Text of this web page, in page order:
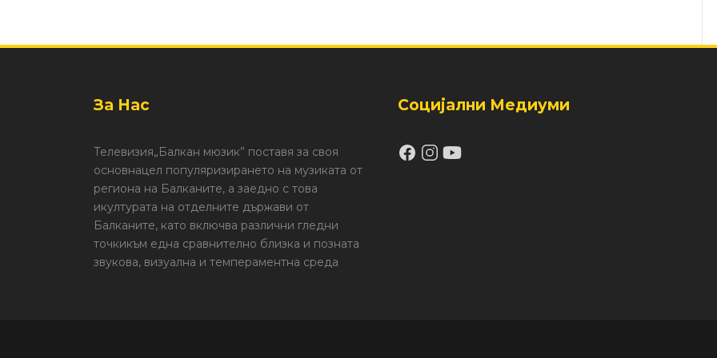
За Нас
Телевизия„Балкан мюзик” поставя за своя
основнацел популяризирането на музиката от
региона на Балканите, а заедно с това
икултурата на отделните държави от
Балканите, като включва различни гледни
точкикъм една сравнително близка и позната
звукова, визуална и темпераментна среда
Социјални Медиуми